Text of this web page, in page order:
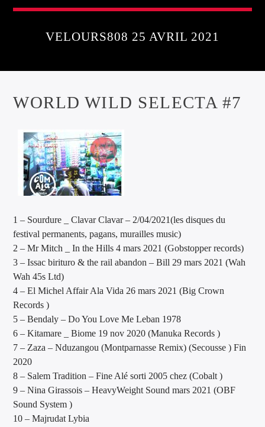
VELOURS808 25 AVRIL 2021
WORLD WILD SELECTA #7
1 – Sourdure _ Clavar Clavar – 2/04/2021(les disques du
festival permanents, pagans, murailles music)
2 – Mr Mitch _ In the Hills 4 mars 2021 (Gobstopper records)
3 – Issac birituro & the rail abandon – Bill 29 mars 2021 (Wah
Wah 45s Ltd)
4 – El Michel Affair Ala Vida 26 mars 2021 (Big Crown
Records )
5 – Bendaly – Do You Love Me Leban 1978
6 – Kitamare _ Biome 19 nov 2020 (Manuka Records )
7 – Zaza – Nduzangou (Montparnasse Remix) (Secousse ) Fin
2020
8 – Salem Tradition – Fine Alé sorti 2005 chez (Cobalt )
9 – Nina Girassois – HeavyWeight Sound mars 2021 (OBF
Sound System )
10 – Majrudat Lybia